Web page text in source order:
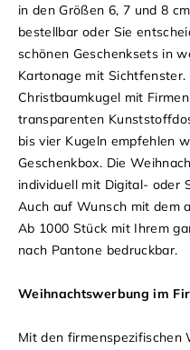
in den Größen 6, 7 und 8
bestellbar oder Sie
schönen Geschenksets in
Kartonage mit
Christbaumkugel mit
transparenten
bis vier Kugeln empfehlen
Geschenkbox. Die
individuell mit Digital- oder
Auch auf Wunsch mit dem
Ab 1000 Stück mit Ihrem
nach Pantone bedruckbar.
Weihnachtswerbung im
Mit den firmenspezifischen